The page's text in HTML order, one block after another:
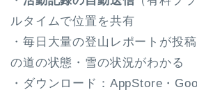
ルタイムで位置を共有
・毎日大量の登山レポートが投
の道の状態・雪の状況がわかる
・ダウンロード：AppStore・